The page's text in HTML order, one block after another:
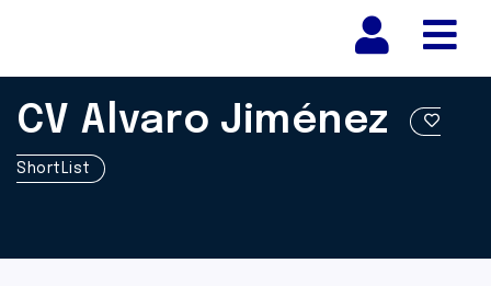
CV Alvaro Jiménez
ShortList